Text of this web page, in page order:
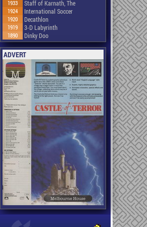
1933 Staff of Karnath, The
1924 International Soccer
1920 Decathlon
1919 3-D Labyrinth
1890 Dinky Doo
ADVERT